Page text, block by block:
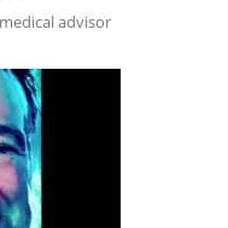
advisor